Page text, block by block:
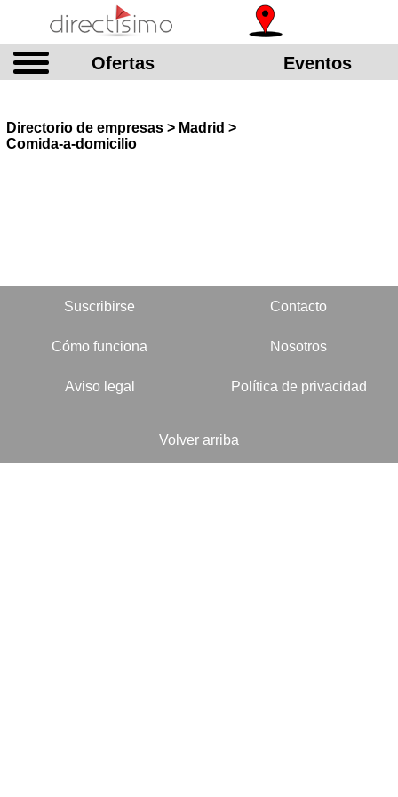
Ofertas Eventos
Directorio de empresas > Madrid >
Comida-a-domicilio
Suscribirse Contacto
Cómo funciona Nosotros
Aviso legal Política de privacidad
Volver arriba